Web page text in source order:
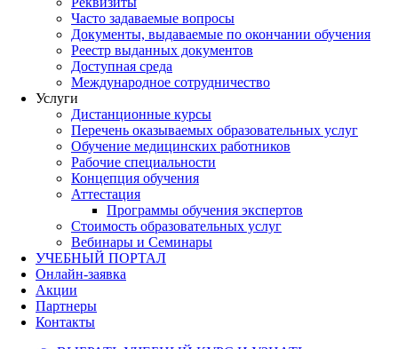
Часто задаваемые вопросы
Документы, выдаваемые по окончании обучения
Реестр выданных документов
Доступная среда
Международное сотрудничество
Услуги
Дистанционные курсы
Перечень оказываемых образовательных услуг
Обучение медицинских работников
Рабочие специальности
Концепция обучения
Аттестация
Программы обучения экспертов
Стоимость образовательных услуг
Вебинары и Семинары
УЧЕБНЫЙ ПОРТАЛ
Онлайн-заявка
Акции
Партнеры
Контакты